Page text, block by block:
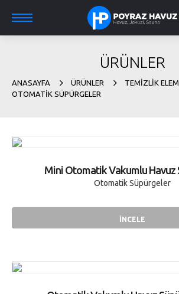
ÜRÜNLER
ANASAYFA ÜRÜNLER
TEMIZLIK
OTOMATIK SÜPÜRGELER
Mini Otomatik Vakumlu Havuz
Otomatik Süpürgeler
İNCELE